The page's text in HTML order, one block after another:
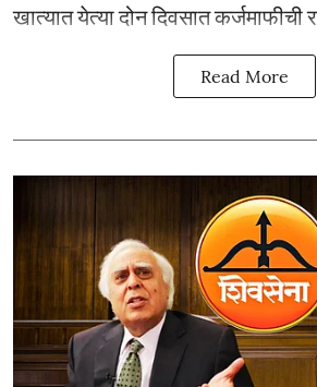
खात्यात येत्या दोन दिवसात
Read More